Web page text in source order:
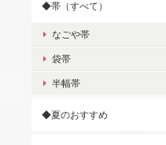
◆帯（すべて）
なごや帯
袋帯
半幅帯
◆夏のおすすめ